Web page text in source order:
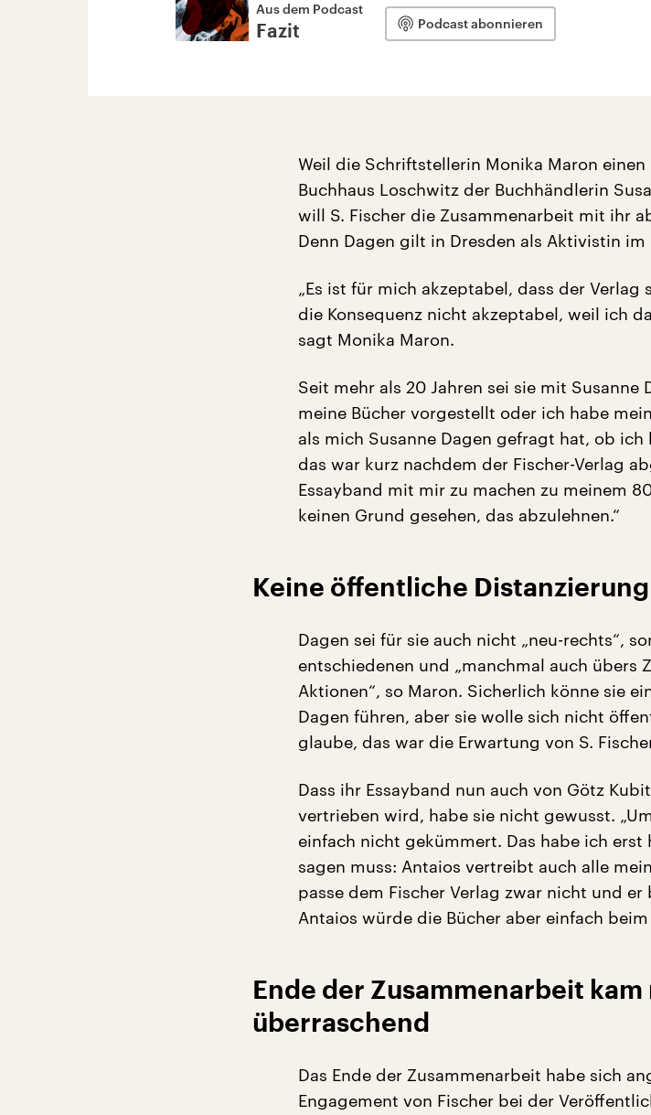
Aus dem Podcast
Fazit Podcast abonnieren
Weil die Schriftstellerin Monika Maron
Buchhaus Loschwitz der Buchhändlerin
will S. Fischer die Zusammenarbeit mit ihr
Denn Dagen gilt in Dresden als Aktivistin
„Es ist für mich akzeptabel, dass der
die Konsequenz nicht akzeptabel, weil ich
sagt Monika Maron.
Seit mehr als 20 Jahren sei sie mit Susanne
meine Bücher vorgestellt oder ich habe
als mich Susanne Dagen gefragt hat, ob ich
das war kurz nachdem der Fischer-Verlag
Essayband mit mir zu machen zu meinem
keinen Grund gesehen, das abzulehnen.“
Keine öffentliche
Dagen sei für sie auch nicht „neu-rechts“,
entschiedenen und „manchmal auch übers
Aktionen“, so Maron. Sicherlich könne sie
Dagen führen, aber sie wolle sich nicht
glaube, das war die Erwartung von S.
Dass ihr Essayband nun auch von Götz
vertrieben wird, habe sie nicht gewusst.
einfach nicht gekümmert. Das habe ich erst
sagen muss: Antaios vertreibt auch alle
passe dem Fischer Verlag zwar nicht und
Antaios würde die Bücher aber einfach
Ende der Zusammenarbeit
überraschend
Das Ende der Zusammenarbeit habe sich
Engagement von Fischer bei der